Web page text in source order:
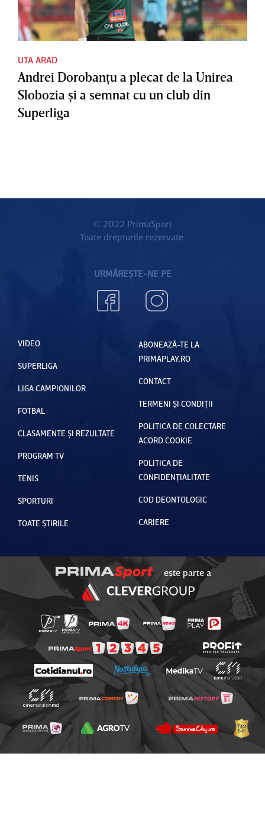
UTA ARAD
Andrei Dorobanţu a plecat de la Unirea
Slobozia şi a semnat cu un club din
Superliga
© 2022 PrimaSport
Toate drepturile rezervate.
URMĂREȘTE-NE PE
VIDEO
SUPERLIGA
LIGA CAMPIONILOR
FOTBAL
CLASAMENTE ȘI REZULTATE
PROGRAM TV
TENIS
SPORTURI
TOATE ȘTIRILE
ABONEAZĂ-TE LA
PRIMAPLAY.RO
CONTACT
TERMENI ȘI CONDIȚII
POLITICA DE COLECTARE
ACORD COOKIE
POLITICA DE
CONFIDENȚIALITATE
COD DEONTOLOGIC
CARIERE
este parte a